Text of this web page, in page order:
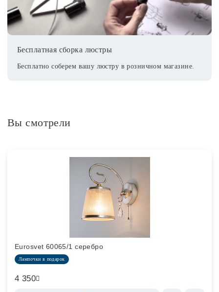
Бесплатная сборка люстры
Бесплатно соберем вашу люстру в розничном магазине.
Вы смотрели
Eurosvet 60065/1 серебро
Лампочки в подарок
4 350